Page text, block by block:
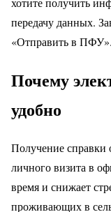
передачу данных.
«Отправить в ПФУ».
Почему
удобно
Получение справки
личного визита в
время и снижает
проживающих в